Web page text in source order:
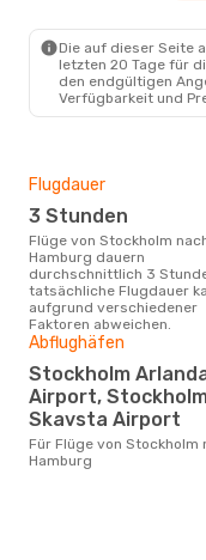
Die auf dieser Seite
letzten 20 Tage für
den endgültigen
Verfügbarkeit und
Flugdauer
3 Stunden
Flüge von Stockholm nach
Hamburg dauern
durchschnittlich 3
tatsächliche Flugdauer
aufgrund verschiedener
Faktoren abweichen.
Abflughäfen
Stockholm Arlanda
Airport,
Skavsta Airport
Für Flüge von Stockholm nach
Hamburg